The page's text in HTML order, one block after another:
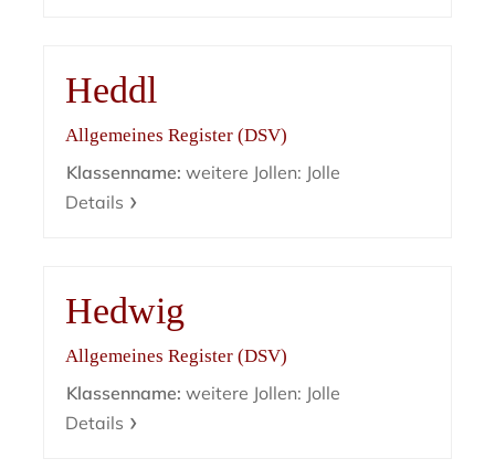
Heddl
Allgemeines Register (DSV)
Klassenname: weitere Jollen: Jolle
Details
Hedwig
Allgemeines Register (DSV)
Klassenname: weitere Jollen: Jolle
Details